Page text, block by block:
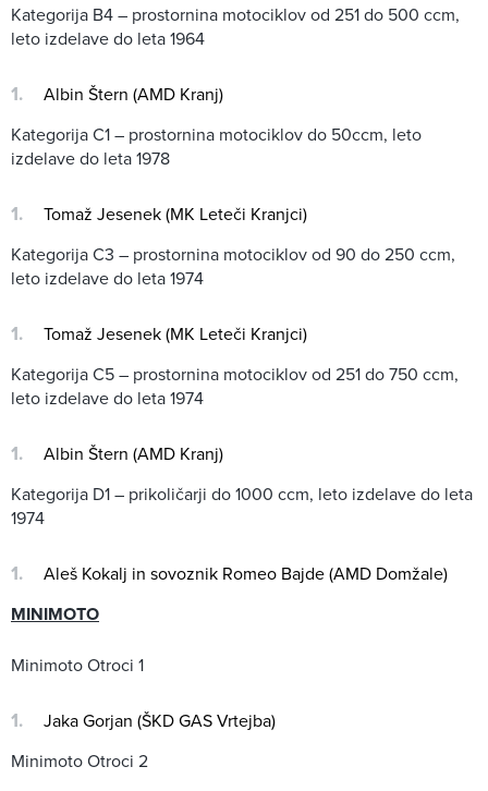
Kategorija B4 – prostornina motociklov od 251 do 500 ccm,
leto izdelave do leta 1964
Albin Štern (AMD Kranj)
Kategorija C1 – prostornina motociklov do 50ccm, leto
izdelave do leta 1978
Tomaž Jesenek (MK Leteči Kranjci)
Kategorija C3 – prostornina motociklov od 90 do 250 ccm,
leto izdelave do leta 1974
Tomaž Jesenek (MK Leteči Kranjci)
Kategorija C5 – prostornina motociklov od 251 do 750 ccm,
leto izdelave do leta 1974
Albin Štern (AMD Kranj)
Kategorija D1 – prikoličarji do 1000 ccm, leto izdelave do leta
1974
Aleš Kokalj in sovoznik Romeo Bajde (AMD Domžale)
MINIMOTO
Minimoto Otroci 1
Jaka Gorjan (ŠKD GAS Vrtejba)
Minimoto Otroci 2